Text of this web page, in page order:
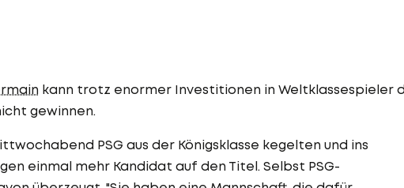
kann trotz enormer Investitionen in Weltklassespieler
gewinnen.
PSG aus der Königsklasse kegelten und ins
einmal mehr Kandidat auf den Titel. Selbst PSG-